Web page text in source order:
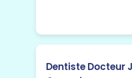
Dentiste Docteur